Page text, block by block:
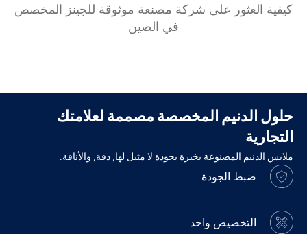
كيفية العثور على شركة مصنعة موثوقة للجينز المخصص
في الصين
حلول الدنيم المخصصة مصممة لعلامتك
التجارية
ملابس الدنيم المصنوعة بخبرة بجودة لا مثيل لها, دقة, والأناقة.
ضبط الجودة
التخصيص واحد